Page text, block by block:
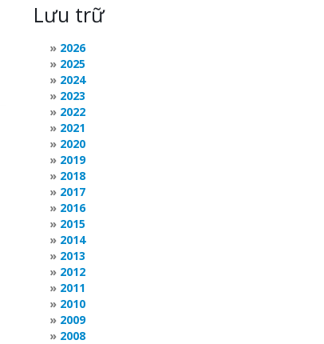
Lưu trữ
2026
2025
2024
2023
2022
2021
2020
2019
2018
2017
2016
2015
2014
2013
2012
2011
2010
2009
2008